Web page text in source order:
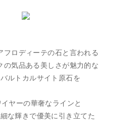
フロディーテの石と言われる
の気品ある美しさが魅力的な
ルトカルサイト原石を
ヤーの華奢なラインと
な輝きで優美に引き立てた